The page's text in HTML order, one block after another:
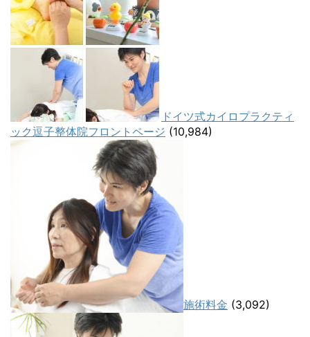
ドイツ式カイロプラクティ
ック逗子整体院フロントページ (10,984)
施術料金 (3,092)